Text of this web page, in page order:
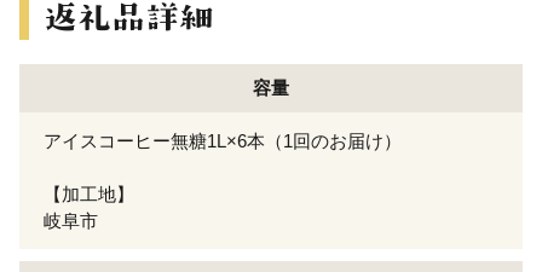
容量
アイスコーヒー無糖1L×6本（1回のお届け）
【加工地】
岐阜市